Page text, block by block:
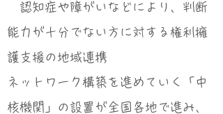
認知症や障がいなどにより、判断
能力が十分でない方に対する権利擁
護支援の地域連携
ネットワーク構築を進めていく「中
核機関」の設置が全国各地で進み、